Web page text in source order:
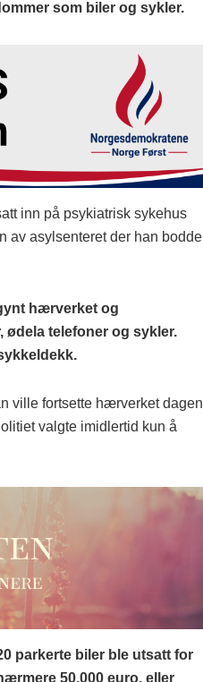
som biler og sykler.
inn på psykiatrisk sykehus
av asylsenteret der han bodde
hærverket og
telefoner og sykler.
ville fortsette hærverket dagen
valgte imidlertid kun å
parkerte biler ble utsatt for
50.000 euro, eller